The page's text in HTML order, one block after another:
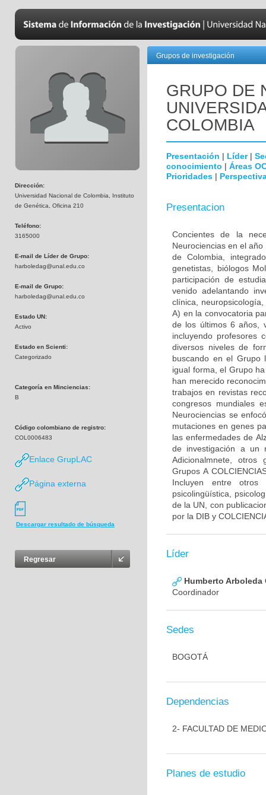
Dirección:
Universidad Nacional de Colombia, Instituto
de Genética, Oficina 210
Teléfono:
3165000
E-mail de Líder de Grupo:
harboledag@unal.edu.co
E-mail de Grupo:
harboledag@unal.edu.co
Estado UN:
Activo
Estado en Scienti:
Categorizado
Categoría en Minciencias:
B
Código colombiano de registro:
COL0006483
Enlace GrupLAC
Página externa
Descargar resultado de búsqueda
Regresar
Grupos de investigación
GRUPO DE
COLOMBIA
Presentación | Líder|
conocimiento | Áreas
Prioridades |
Presentacion
Concientes de la
Neurociencias en el
de Colombia,
genetistas, biólogos
participación de
venido adelantando
clínica,
A) en la convocatoria
de los últimos 6 años,
incluyendo profesores
diversos niveles de
buscando en el Grupo
igual forma, el Grupo
han merecido
trabajos en revistas
congresos mundiales
Neurociencias se
mutaciones en genes
las enfermedades de
de investigación a un
Adicionalmnete, otros
Grupos A
Incluyen entre otros
psicolingüística,
de la UN, con
por la DIB y
Líder
Humberto Arboleda
Coordinador
Sedes
BOGOTÁ
Dependencias
2- FACULTAD DE
Planes de estudio